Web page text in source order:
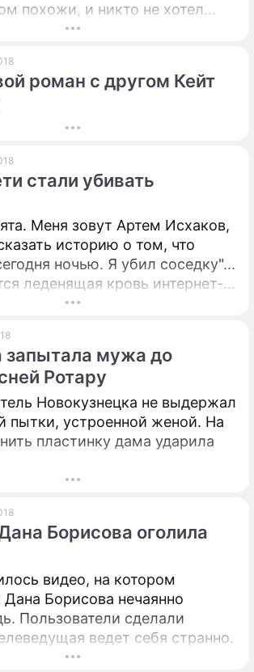
похожи, и никто не хотел
роман с другом Кейт
стали убивать
Меня зовут Артем Исхаков,
историю о том, что
ночью. Я убил соседку"...
леденящая кровь интернет-
парня, который
запытала мужа до
Ротару
Новокузнецка не выдержал
пытки, устроенной женой. На
пластинку дама ударила
Борисова оголила
видео, на котором
Дана Борисова нечаянно
Пользователи сделали
ведет себя странно.